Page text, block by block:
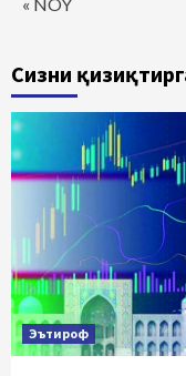
Сизни
Эътироф